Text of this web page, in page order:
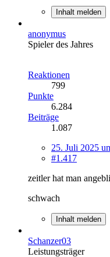
Inhalt melden
anonymus
Spieler des Jahres
Reaktionen
799
Punkte
6.284
Beiträge
1.087
25. Juli 2025
#1.417
zeitler hat man
schwach
Inhalt melden
Schanzer03
Leistungsträger